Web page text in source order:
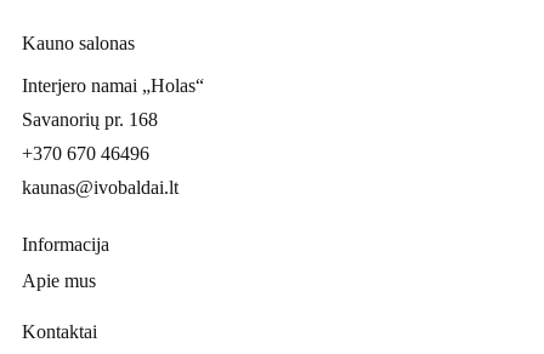
Kauno salonas
Interjero namai „Holas“
Savanorių pr. 168
+370 670 46496
kaunas@ivobaldai.lt
Informacija
Apie mus
Kontaktai